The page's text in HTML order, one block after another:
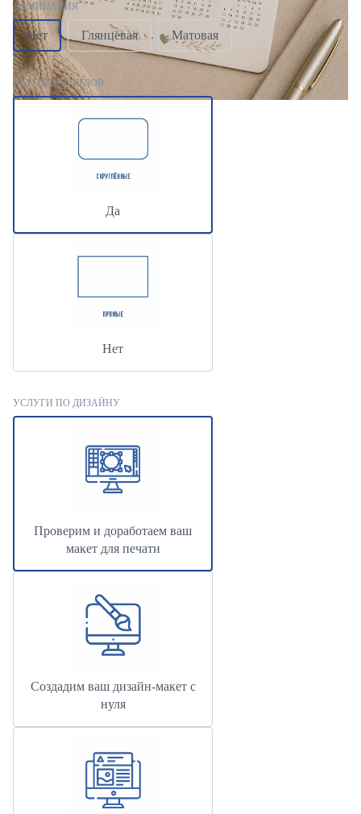
ЛАМИНАЦИЯ
Нет Глянцевая Матовая
КРУГЛЕНИЕ УГЛОВ
Да
Нет
УСЛУГИ ПО ДИЗАЙНУ
Проверим и доработаем ваш
макет для печати
Создадим ваш дизайн-макет с
нуля